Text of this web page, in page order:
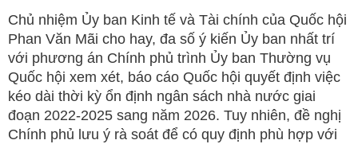
Chủ nhiệm Ủy ban Kinh tế và Tài chính của Quốc hội
Phan Văn Mãi cho hay, đa số ý kiến Ủy ban nhất trí
với phương án Chính phủ trình Ủy ban Thường vụ
Quốc hội xem xét, báo cáo Quốc hội quyết định việc
kéo dài thời kỳ ổn định ngân sách nhà nước giai
đoạn 2022-2025 sang năm 2026. Tuy nhiên, đề nghị
Chính phủ lưu ý rà soát để có quy định phù hợp với